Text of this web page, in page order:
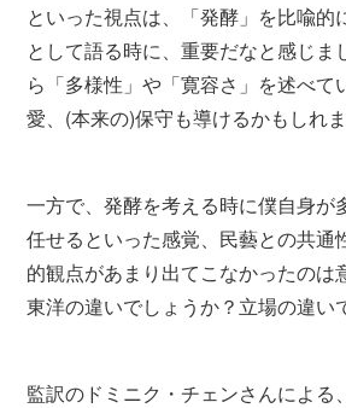
といった視点は、「発酵」を比喩的
として語る時に、重要だなと感じま
ら「多様性」や「寛容さ」を述べて
愛、(本来の)保守も導けるかもしれま
一方で、発酵を考える時に僕自身が
任せるといった感覚、民藝との共通
的観点があまり出てこなかったのは
東洋の違いでしょうか？立場の違い
監訳のドミニク・チェンさんによる